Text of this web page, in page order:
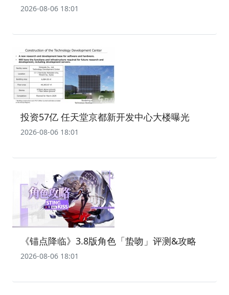
2026-08-06 18:01
投资57亿 任天堂京都新开发中心大楼曝光
2026-08-06 18:01
《锚点降临》3.8版角色「蛰吻」评测&攻略
2026-08-06 18:01